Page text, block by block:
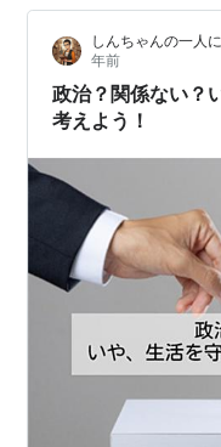
しんちゃんの一人
年前
政治？関係ない？
考えよう！